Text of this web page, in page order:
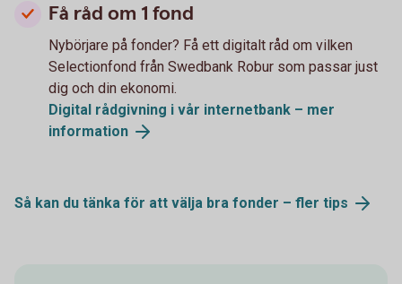
Få råd om 1 fond
Nybörjare på fonder? Få ett digitalt råd om vilken
Selectionfond från Swedbank Robur som passar just
dig och din ekonomi.
Digital rådgivning i vår internetbank – mer
information
Så kan du tänka för att välja bra fonder – fler tips